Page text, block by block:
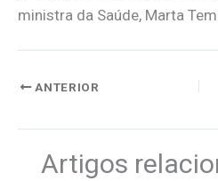
ministra da Saúde, Marta
ANTERIOR
Artigos